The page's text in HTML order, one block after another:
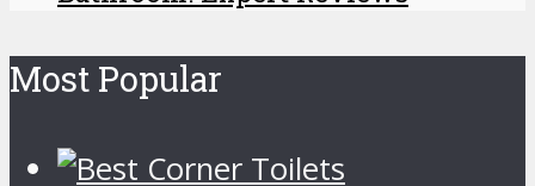
Most Popular